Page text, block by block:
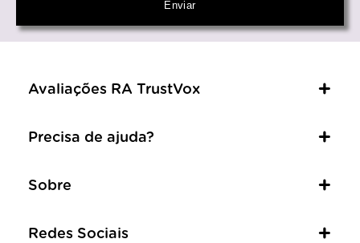
Avaliações RA TrustVox
Precisa de ajuda?
Sobre
Redes Sociais